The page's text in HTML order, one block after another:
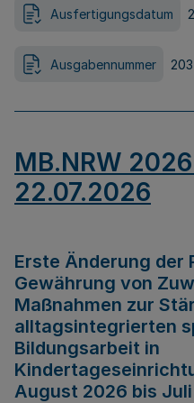
Ausfertigungsdatum
Ausgabennummer 203
MB.NRW
22.07.2026
Erste Änderung der
Gewährung von
Maßnahmen zur
alltagsintegrierten
Bildungsarbeit in
August 2026 bis